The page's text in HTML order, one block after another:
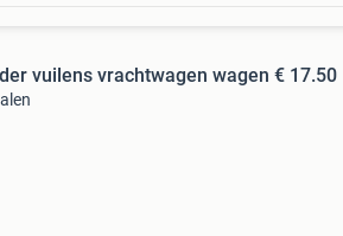
vuilens vrachtwagen wagen € 17.50